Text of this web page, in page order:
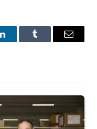
LinkedInTumblr Email